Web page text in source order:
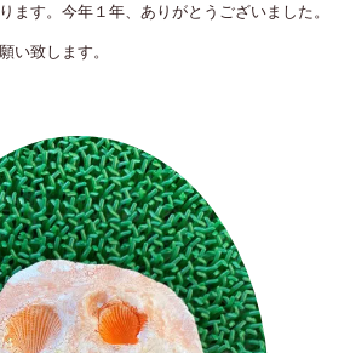
ます。今年１年、ありがとうございました。
い致します。